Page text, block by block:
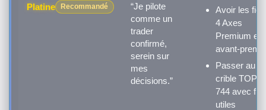
Platine Recommandé
“Je pilote
comme un
trader
confirmé,
serein sur
mes
décisions.”
Avoir les
4 Axes
Premium en
avant-
Passer au
crible TOP/
744 avec
utiles